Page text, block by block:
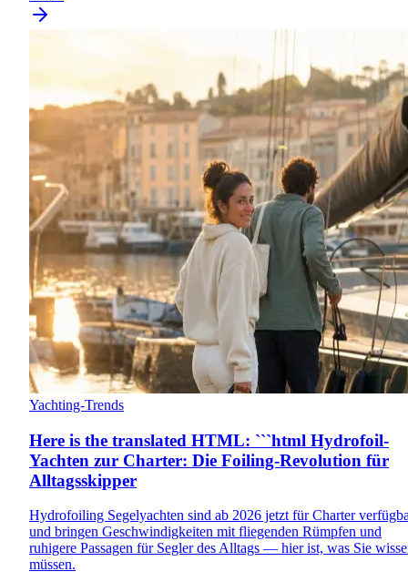
Yachting-Trends
Here is the translated HTML: ```html Hydrofoil-
Yachten zur Charter: Die Foiling-Revolution für
Alltagsskipper
Hydrofoiling Segelyachten sind ab 2026 jetzt für Charter
und bringen Geschwindigkeiten mit fliegenden Rümpfen und
ruhigere Passagen für Segler des Alltags — hier ist, was Sie
müssen.